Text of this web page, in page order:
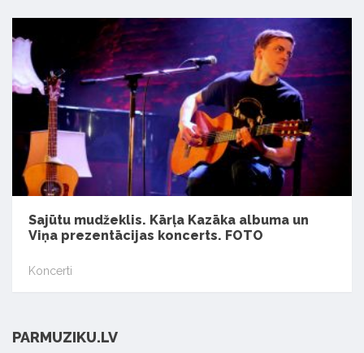
Sajūtu mudžeklis. Kārļa Kazāka albuma un
Viņa prezentācijas koncerts. FOTO
Koncerti
PARMUZIKU.LV